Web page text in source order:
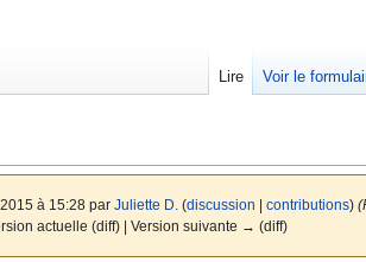
à 15:28 par Juliette D. (discussion contributions)
actuelle (diff) | Version suivante → (diff)
Lire Voir le